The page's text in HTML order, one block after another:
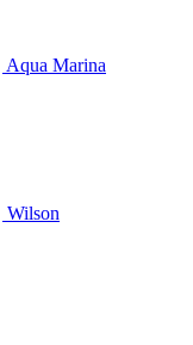
Aqua Marina
Wilson